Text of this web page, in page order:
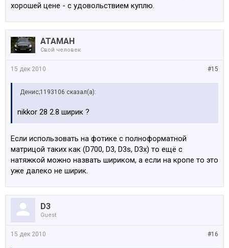
хорошей цене - с удовольствием куплю.
АТАМАН
Свой человек
#15
15 дек 2010
Денис;1193106 сказал(а):
nikkor 28 2.8 ширик ?
Если использовать на фотике с полноформатной
матрицой таких как (D700, D3, D3s, D3x) то ещё с
натяжкой можно назвать шириком, а если на кропе то это
уже далеко не ширик.
D3
Guest
#16
15 дек 2010